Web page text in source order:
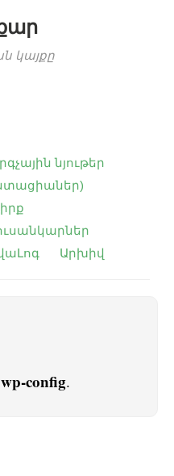
կայքը
նյութեր
Արխիվ
wp-config.